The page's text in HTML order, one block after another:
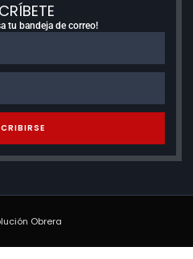
tu bandeja de correo!
Obrera